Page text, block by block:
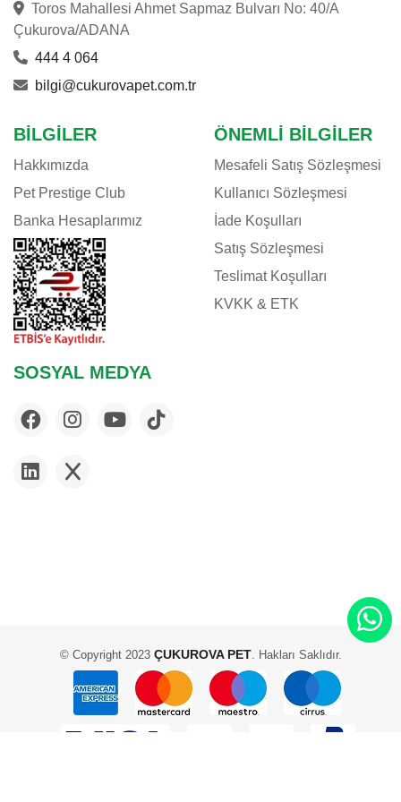
Toros Mahallesi Ahmet Sapmaz Bulvarı No: 40/A
Çukurova/ADANA
444 4 064
bilgi@cukurovapet.com.tr
BILGILER
Hakkımızda
Pet Prestige Club
Banka Hesaplarımız
ÖNEMLI BILGILER
Mesafeli Satış Sözleşmesi
Kullanıcı Sözleşmesi
İade Koşulları
Satış Sözleşmesi
Teslimat Koşulları
KVKK & ETK
SOSYAL MEDYA
© Copyright 2023ÇUKUROVA PET. Hakları Saklıdır.